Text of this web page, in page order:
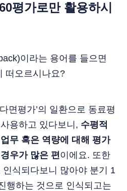
평가로만 활용하시
이라는 용어를 들으면
떠오르시나요?
면평가’의 일환으로 동료평
용하고 있다보니, 수평적
무 혹은 역량에 대해 평가
우가 많은 편이에요. 또한
식되다보니 많아야 분기 1
행하는 것으로 인식되고는